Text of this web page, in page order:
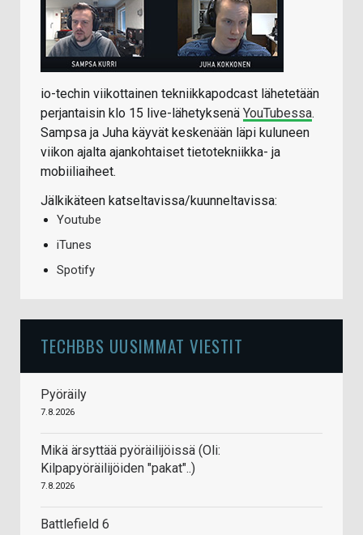
io-techin viikottainen tekniikkapodcast lähetetään
perjantaisin klo 15 live-lähetyksenä YouTubessa.
Sampsa ja Juha käyvät keskenään läpi kuluneen
viikon ajalta ajankohtaiset tietotekniikka- ja
mobiiliaiheet.
Jälkikäteen katseltavissa/kuunneltavissa:
Youtube
iTunes
Spotify
TECHBBS UUSIMMAT VIESTIT
Pyöräily
7.8.2026
Mikä ärsyttää pyöräilijöissä (Oli:
Kilpapyöräilijöiden "pakat"..)
7.8.2026
Battlefield 6